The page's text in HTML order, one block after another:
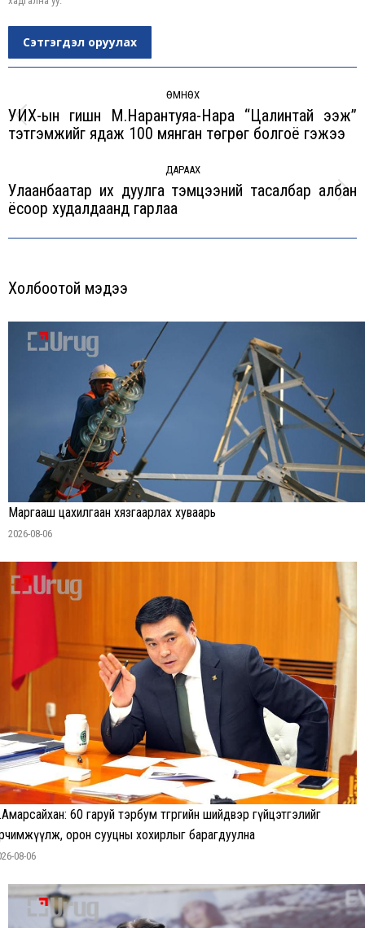
Сэтгэгдэл оруулах
navigation
ӨМНӨХ
Previous
УИХ-ын гишүүн М.Нарантуяа-Нара “Цалинтай ээж”
тэтгэмжийг ядаж 100 мянган төгрөг болгоё гэжээ
ДАРААХ
Next
Улаанбаатар их дуулга тэмцээний тасалбар албан
ёсоор худалдаанд гарлаа
Холбоотой мэдээ
Маргааш цахилгаан хязгаарлах хуваарь
2026-08-06
60 гаруй тэрбум төгрөгийн шийдвэр гүйцэтгэлийг
орон сууцны хохирлыг барагдуулна
08-06